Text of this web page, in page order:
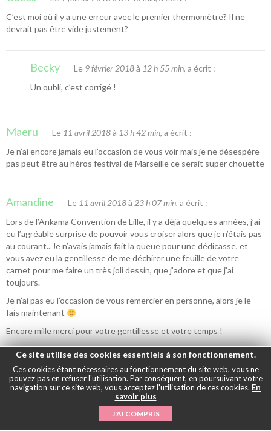
C’est moi où il y a une erreur avec le premier thermomètre? Il ne
devrait pas être vide justement?
Becky Le 9 février 2018à 12 h 55 min, a écrit :
Un oubli, c’est corrigé !
Maeru Le 11 avril 2018à 13 h 42 min, a écrit :
Je n’ai encore jamais eu l’occasion de vous voir mais je ne désespére
pas peut être au héros festival de Marseille ce serait super chouette
Amandine Le 11 avril 2018à 23 h 07 min, a écrit :
Lors de l’Ankama Convention de Lille, il y a déjà quelques années, j’ai
eu l’agréable surprise de pouvoir vous croiser alors que je n’étais pas
au courant.. Je n’avais jamais fait la queue pour une dédicasse, et
vous avez eu la gentillesse de me déchirer une feuille de votre
carnet pour me faire un très joli dessin, que j’adore et que j’ai
toujours.
Je n’ai pas eu l’occasion de vous remercier en personne, alors je le
fais maintenant
Encore mille merci pour votre gentillesse et votre temps !
Au passage ,je suis repartie avec mon coussin double face, que
j’adore !
14 novembre 2019à20 h 34 min
Coucou, Moi c’est Yuumi (pseudo), j’ai juste une question imporante.
Ce site utilise des cookies essentiels à son fonctionnement.
Ces cookies étant nécessaires au fonctionnement du site web, vous ne
pouvez pas en refuser l'utilisation. Par conséquent, en poursuivant votre
navigation sur ce site web, vous acceptez l'utilisation de ces cookies. En
savoir plus
J'AI COMPRIS